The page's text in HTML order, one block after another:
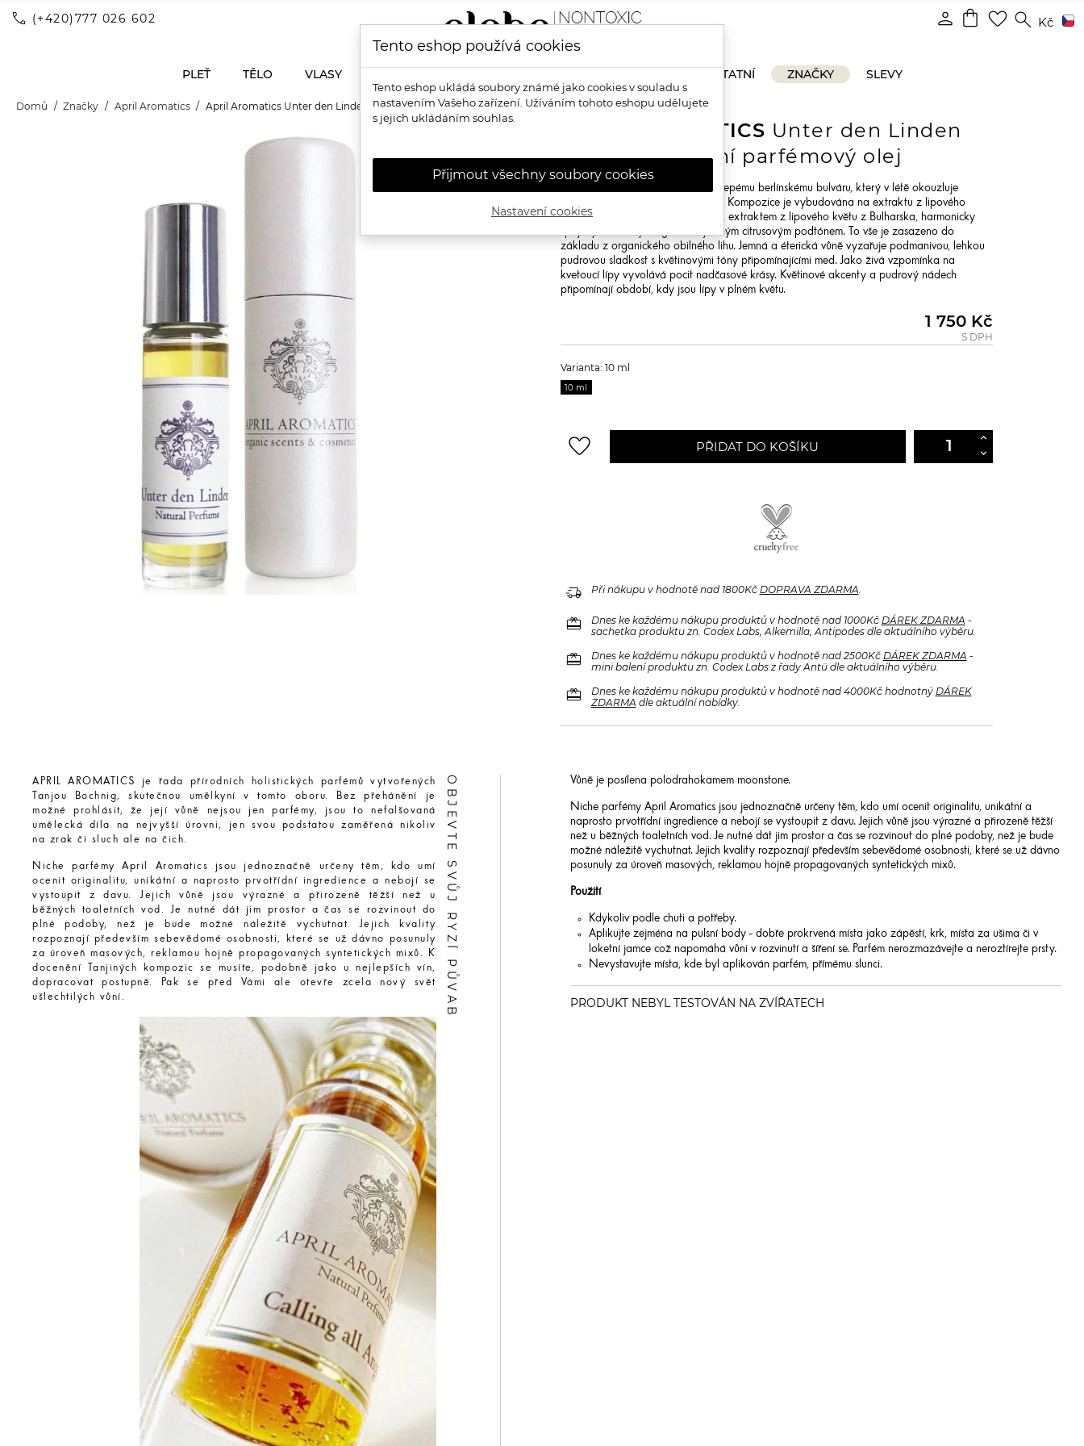
call (+420)777 026 602 shopping_bag favorite_border search Kč
person
PLEŤ TĚLO VLASY OSTATNÍ ZNAČKY SLEVY
Domů Značky April Aromatics April Aromatics Unter den Linden Luxusní přírodní parfémový olej
APRIL AROMATICS Unter den Linden
Luxusní přírodní parfémový olej
"Unter den Linden" je poctou velkolepému berlínskému bulváru, který v létě okouzluje
návštěvníky neodolatelnou vůní lip. Kompozice je vybudována na extraktu z lipového
květu z Francie v kombinaci s CO2 extraktem z lipového květu z Bulharska, harmonicky
spojenými s květy magnólie a jemným citrusovým podtónem. To vše je zasazeno do
základu z organického obilného lihu. Jemná a éterická vůně vyzařuje podmanivou, lehkou
pudrovou sladkost s květinovými tóny připomínajícími med. Jako živá vzpomínka na
kvetoucí lípy vyvolává pocit nadčasové krásy. Květinové akcenty a pudrový nádech
připomínají období, kdy jsou lípy v plném květu.
1 750 Kč
S DPH
Varianta: 10 ml
10 ml
favorite_border PŘIDAT DO KOŠÍKU
delivery_truck_speed Při nákupu v hodnotě nad 1800Kč DOPRAVA ZDARMA.
redeem Dnes ke každému nákupu produktů v hodnotě nad 1000Kč DÁREK ZDARMA -
sachetka produktu zn. Codex Labs, Alkemilla, Antipodes dle aktuálního výběru.
redeem Dnes ke každému nákupu produktů v hodnotě nad 2500Kč DÁREK ZDARMA -
mini balení produktu zn. Codex Labs z řady Antü dle aktuálního výběru.
redeem Dnes ke každému nákupu produktů v hodnotě nad 4000Kč hodnotný DÁREK
ZDARMA dle aktuální nabídky.
APRIL AROMATICS je řada přírodních holistických parfémů vytvořených
Tanjou Bochnig, skutečnou umělkyní v tomto oboru. Bez přehánění je
možné prohlásit, že její vůně nejsou jen parfémy, jsou to nefalšovaná
umělecká díla na nejvyšší úrovni, jen svou podstatou zaměřená nikoliv
na zrak či sluch ale na čich.
Niche parfémy April Aromatics jsou jednoznačně určeny těm, kdo umí
ocenit originalitu, unikátní a naprosto prvotřídní ingredience a nebojí se
vystoupit z davu. Jejich vůně jsou výrazné a přirozeně těžší než u
běžných toaletních vod. Je nutné dát jim prostor a čas se rozvinout do
plné podoby, než je bude možné náležitě vychutnat. Jejich kvality
rozpoznají především sebevědomé osobnosti, které se už dávno posunuly
za úroveň masových, reklamou hojně propagovaných syntetických mixů. K
docenění Tanjiných kompozic se musíte, podobně jako u nejlepších vín,
dopracovat postupně. Pak se před Vámi ale otevře zcela nový svět
ušlechtilých vůní.
OBJEVTE SVŮJ RYZÍ PŮVAB Vůně je posílena polodrahokamem moonstone.
Niche parfémy April Aromatics jsou jednoznačně určeny těm, kdo umí ocenit originalitu, unikátní a
naprosto prvotřídní ingredience a nebojí se vystoupit z davu. Jejich vůně jsou výrazné a přirozeně těžší
než u běžných toaletních vod. Je nutné dát jim prostor a čas se rozvinout do plné podoby, než je bude
možné náležitě vychutnat. Jejich kvality rozpoznají především sebevědomé osobnosti, které se už dávno
posunuly za úroveň masových, reklamou hojně propagovaných syntetických mixů.
Použití
Kdykoliv podle chuti a potřeby.
Aplikujte zejména na pulsní body - dobře prokrvená místa jako zápěstí, krk, místa za ušima či v
loketní jamce což napomáhá vůni v rozvinutí a šíření se. Parfém nerozmazávejte a neroztírejte prsty.
Nevystavujte místa, kde byl aplikován parfém, přímému slunci.
Tento eshop používá cookies
Tento eshop ukládá soubory známé jako cookies v souladu s
nastavením Vašeho zařízení. Užíváním tohoto eshopu udělujete
s jejich ukládáním souhlas.
Přijmout všechny soubory cookies
Nastavení cookies